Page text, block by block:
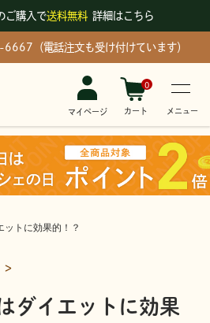
ご購入で送料無料 詳細はこちら
（電話注文も受け付けています）
マイページ
0
カート メニュー
ットに効果的！？
＞
ダイエットに効果